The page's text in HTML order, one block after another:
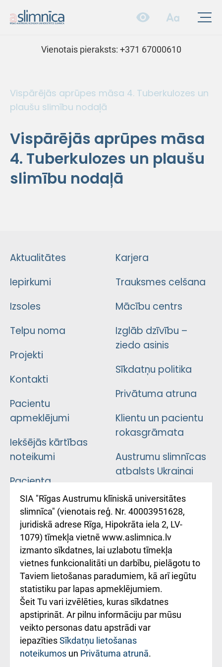
Vienotais pieraksts: +371 67000610
Vispārējās aprūpes māsa 4. Tuberkulozes un
plaušu slimību nodaļā
Vispārējās aprūpes māsa
4. Tuberkulozes un plaušu
slimību nodaļā
Aktualitātes
Iepirkumi
Izsoles
Telpu noma
Projekti
Kontakti
Pacientu
apmeklējumi
Iekšējās kārtības
noteikumi
Pacienta
atsauksmju/sūdzību
iesniegšanas
kārtība
Kā pie mums nokļūt
Rēķinu apmaksas
ceļvedis
Rekvizīti un
ārstniecības
iestādes kods
010000234
Karjera
Trauksmes celšana
Mācību centrs
Izglāb dzīvību –
ziedo asinis
Sīkdatņu politika
Privātuma atruna
Klientu un pacientu
rokasgrāmata
Austrumu slimnīcas
atbalsts Ukrainai
Підтримка Східної
лікарні та співпраця з
Україною
SIA "Rīgas Austrumu klīniskā universitātes
slimnīca" (vienotais reģ. Nr. 40003951628,
juridiskā adrese Rīga, Hipokrāta iela 2, LV-
1079) tīmekļa vietnē www.aslimnica.lv
izmanto sīkdatnes, lai uzlabotu tīmekļa
vietnes funkcionalitāti un darbību, pielāgotu to
Taviem lietošanas paradumiem, kā arī iegūtu
statistiku par lapas apmeklējumiem.
Šeit Tu vari izvēlēties, kuras sīkdatnes
apstiprināt. Ar pilnu informāciju par mūsu
veikto personas datu apstrādi var
iepazītiesSīkdatņu lietošanas
noteikumos un Privātuma atrunā.